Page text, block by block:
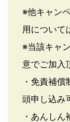
※他キャン
用について
※当該キャ
意でご加入
・免責補
頭申し込み
・あんし